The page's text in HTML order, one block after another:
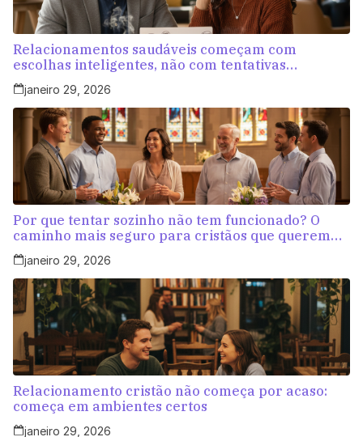
Relacionamentos saudáveis começam com
escolhas inteligentes, não com tentativas
aleatórias
janeiro 29, 2026
Por que tentar sozinho não tem funcionado? O
caminho mais seguro para cristãos que querem
amar com propósito
janeiro 29, 2026
Relacionamento cristão não começa por acaso:
começa em ambientes certos
janeiro 29, 2026